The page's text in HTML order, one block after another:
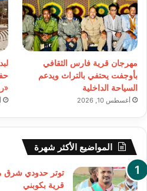
مهرجان قرية فارس الثقافي
بأوجفت يحتفي بالتراث ويدعم
السياحة الداخلية
أغسطس 10, 2026
المواضيع الأكثر شهرة
توتر حدودي شرق
قرية بكوبني